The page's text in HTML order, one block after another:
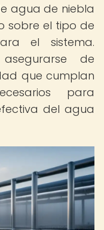
agua de niebla
sobre el tipo de
el sistema.
de
que cumplan
para
del agua